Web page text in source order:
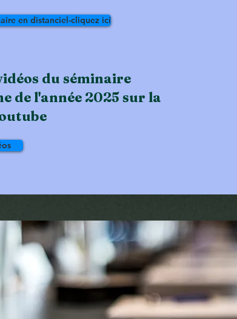
en distanciel-cliquez ici
du séminaire
de l'année 2025 sur la